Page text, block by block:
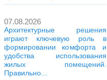
07.08.2026
Архитектурные решения
играют ключевую роль в
формировании комфорта и
удобства использования
жилых помещений.
Правильно...